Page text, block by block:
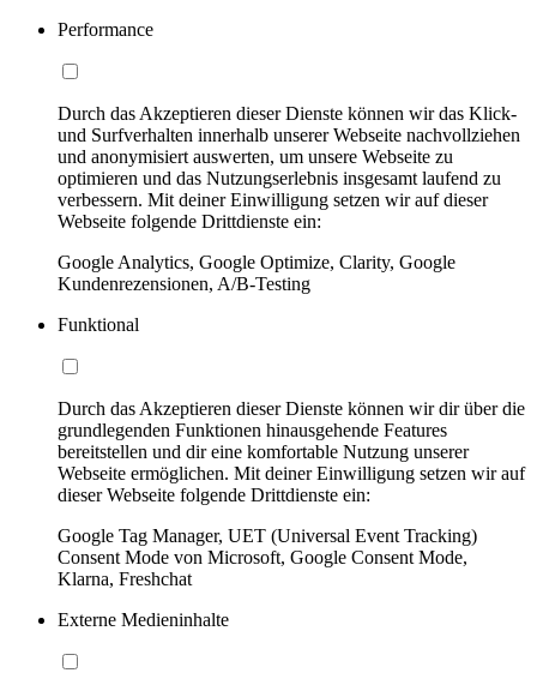
Performance
Durch das Akzeptieren dieser Dienste können wir das Klick-
und Surfverhalten innerhalb unserer Webseite nachvollziehen
und anonymisiert auswerten, um unsere Webseite zu
optimieren und das Nutzungserlebnis insgesamt laufend zu
verbessern. Mit deiner Einwilligung setzen wir auf dieser
Webseite folgende Drittdienste ein:
Google Analytics, Google Optimize, Clarity, Google
Kundenrezensionen, A/B-Testing
Funktional
Durch das Akzeptieren dieser Dienste können wir dir über die
grundlegenden Funktionen hinausgehende Features
bereitstellen und dir eine komfortable Nutzung unserer
Webseite ermöglichen. Mit deiner Einwilligung setzen wir auf
dieser Webseite folgende Drittdienste ein:
Google Tag Manager, UET (Universal Event Tracking)
Consent Mode von Microsoft, Google Consent Mode,
Klarna, Freshchat
Externe Medieninhalte